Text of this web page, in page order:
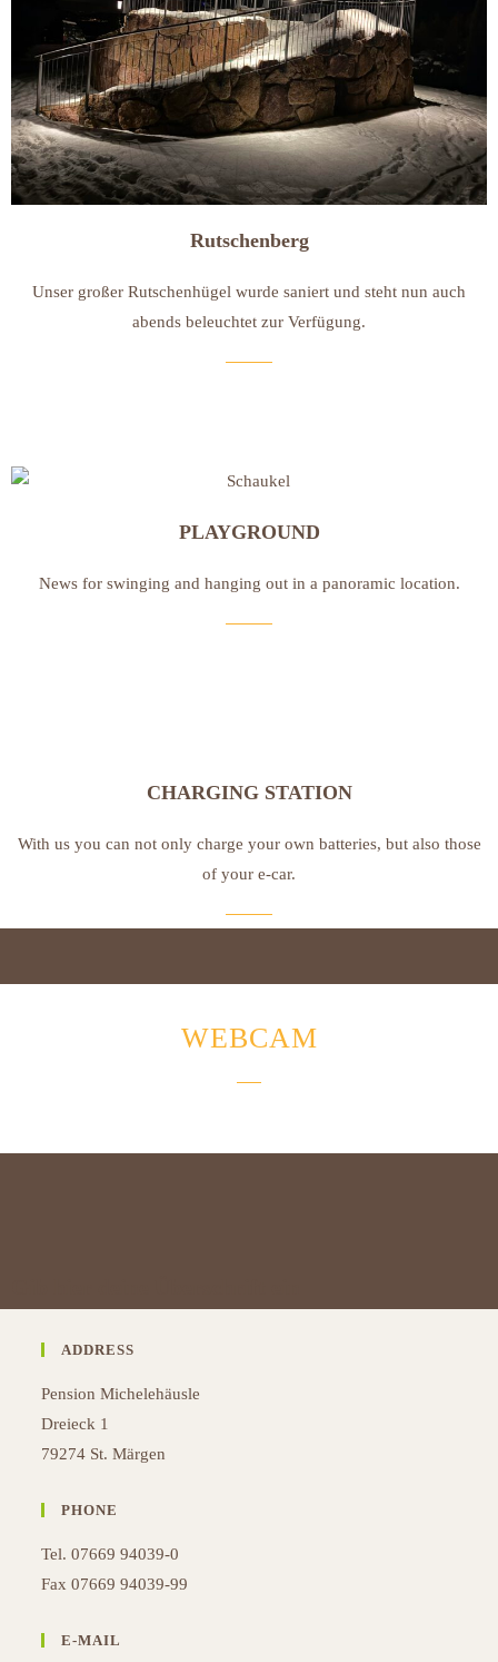
Rutschenberg
Unser großer Rutschenhügel wurde saniert und steht nun auch
abends beleuchtet zur Verfügung.
PLAYGROUND
News for swinging and hanging out in a panoramic location.
CHARGING STATION
With us you can not only charge your own batteries, but also those
of your e-car.
WEBCAM
ADDRESS
Pension Michelehäusle
Dreieck 1
79274 St. Märgen
PHONE
Tel. 07669 94039-0
Fax 07669 94039-99
E-MAIL